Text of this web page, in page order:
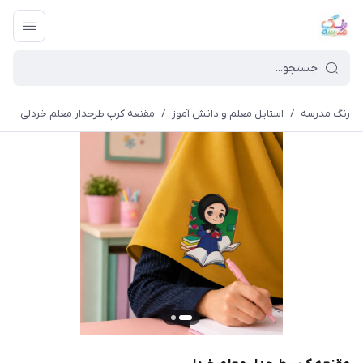
رنگ مدرسه / استایل معلم و دانش آموز / مقنعه کرپ طرحدار معلم خردلی